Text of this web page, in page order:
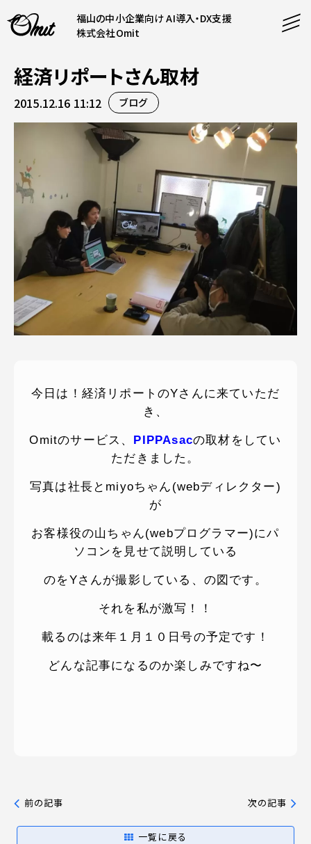
福山の中小企業向け AI導入・DX支援
株式会社Omit
事業内容
AI導入支援
システム開発
ホームページ制作
CONTENT
コンテンツ
課題解決
制作実績
料金表
COMPANY
企業案内
会社概要
お知らせ
PRODUCTS
運営サービス
( 24時間365日いつでも受付対応 )
電話でお問い合わせ
月〜金曜10:00 〜 19:00 ( 土日祝定休 )
経済リポートさん取材
2015.12.16 11:12 ブログ
今日は！経済リポートのYさんに来ていただ
き、
Omitのサービス、 PIPPAsacの取材をしてい
ただきました。
写真は社長とmiyoちゃん(webディレクター)
が
お客様役の山ちゃん(webプログラマー)にパ
ソコンを見せて説明している
のをYさんが撮影している、の図です。
それを私が激写！！
載るのは来年１月１０日号の予定です！
どんな記事になるのか楽しみですね〜
前の記事
一覧に戻る
次の記事